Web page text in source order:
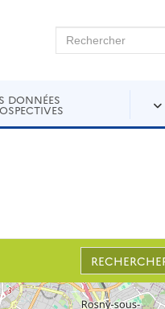
sur Andra
DONNÉES